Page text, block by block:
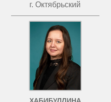
г. Октябрьский